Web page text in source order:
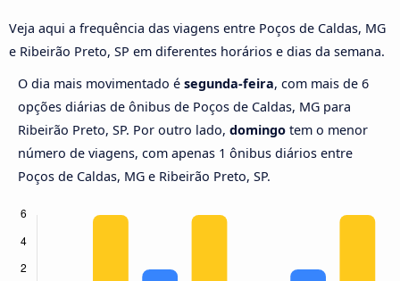
Veja aqui a frequência das viagens entre Poços de Caldas, MG
e Ribeirão Preto, SP em diferentes horários e dias da semana.
O dia mais movimentado é segunda-feira, com mais de 6
opções diárias de ônibus de Poços de Caldas, MG para
Ribeirão Preto, SP. Por outro lado, domingo tem o menor
número de viagens, com apenas 1 ônibus diários entre
Poços de Caldas, MG e Ribeirão Preto, SP.